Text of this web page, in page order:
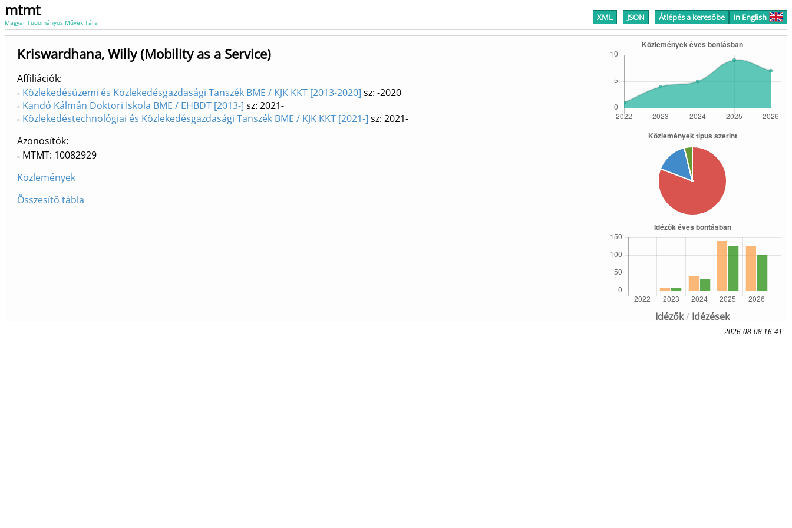
mtmt
Magyar Tudományos Művek Tára XML JSON Átlépés a keresőbe In English
Idézők/ Idézések
Kriswardhana, Willy (Mobility as a Service)
Affiliációk
Közlekedésüzemi és Közlekedésgazdasági Tanszék BME / KJK KKT [2013-2020] sz: -2020
Kandó Kálmán Doktori Iskola BME / EHBDT [2013-] sz: 2021-
Közlekedéstechnológiai és Közlekedésgazdasági Tanszék BME / KJK KKT [2021-] sz: 2021-
Azonosítók
MTMT: 10082929
Közlemények
Összesítő tábla
2026-08-08 16:41